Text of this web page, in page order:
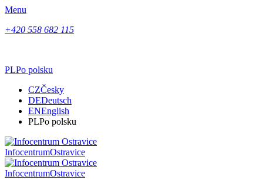
Menu
+420 558 682 115
PLPo polsku
CZČesky
DEDeutsch
ENEnglish
PLPo polsku
InfocentrumOstravice
InfocentrumOstravice